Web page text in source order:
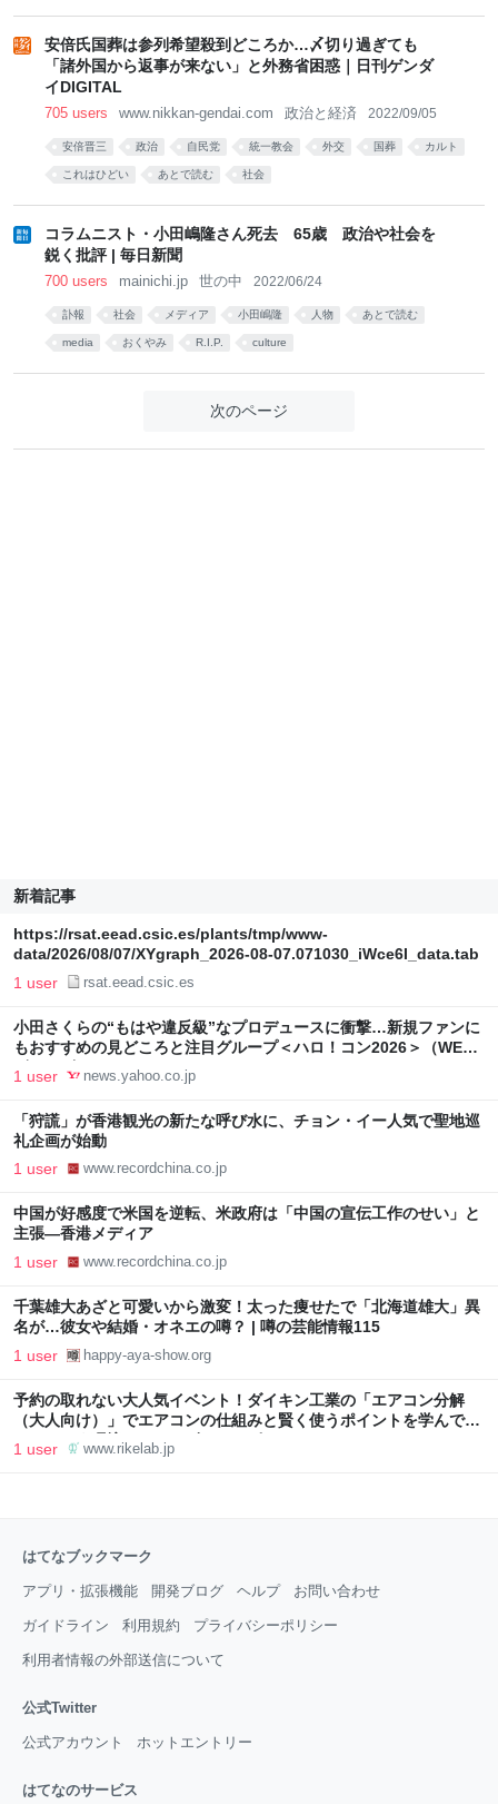
安倍氏国葬は参列希望殺到どころか…〆切り過ぎても
「諸外国から返事が来ない」と外務省困惑｜日刊ゲンダ
イDIGITAL
705 users www.nikkan-gendai.com 政治と経済 2022/09/05
安倍晋三 政治 自民党 統一教会 外交 国葬 カルト
これはひどい あとで読む 社会
コラムニスト・小田嶋隆さん死去 65歳 政治や社会を
鋭く批評 | 毎日新聞
700 users mainichi.jp 世の中 2022/06/24
訃報 社会 メディア 小田嶋隆 人物 あとで読む
media おくやみ R.I.P. culture
次のページ
新着記事
https://rsat.eead.csic.es/plants/tmp/www-
data/2026/08/07/XYgraph_2026-08-07.071030_iWce6I_data.tab
1 user rsat.eead.csic.es
小田さくらの“もはや違反級”なプロデュースに衝撃…新規ファンに
もおすすめの見どころと注目グループ＜ハロ！コン2026＞（WEB
ザテレビジョン） - Yahoo!ニュース
1 user news.yahoo.co.jp
「狩謊」が香港観光の新たな呼び水に、チョン・イー人気で聖地巡
礼企画が始動
1 user www.recordchina.co.jp
中国が好感度で米国を逆転、米政府は「中国の宣伝工作のせい」と
主張―香港メディア
1 user www.recordchina.co.jp
千葉雄大あざと可愛いから激変！太った痩せたで「北海道雄大」異
名が…彼女や結婚・オネエの噂？ | 噂の芸能情報115
1 user happy-aya-show.org
予約の取れない大人気イベント！ダイキン工業の「エアコン分解
（大人向け）」でエアコンの仕組みと賢く使うポイントを学んでき
ました！｜環境・エネルギーのトピックス
1 user www.rikelab.jp
はてなブックマーク
アプリ・拡張機能 開発ブログ ヘルプ お問い合わせ
ガイドライン 利用規約 プライバシーポリシー
利用者情報の外部送信について
公式Twitter
公式アカウント ホットエントリー
はてなのサービス